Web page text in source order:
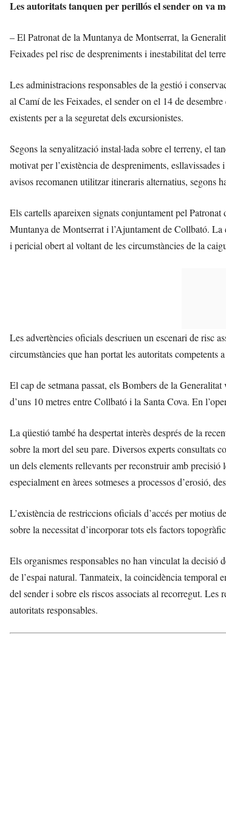
Les autoritats tanquen per perillós el sender on va
– El Patronat de la Muntanya de Montserrat, la
Feixades pel risc de despreniments i inestabilitat del
Les administracions responsables de la gestió i
al Camí de les Feixades, el sender on el 14 de
existents per a la seguretat dels excursionistes.
Segons la senyalització instal·lada sobre el terreny, el
motivat per l’existència de despreniments,
avisos recomanen utilitzar itineraris alternatius, segons
Els cartells apareixen signats conjuntament pel
Muntanya de Montserrat i l’Ajuntament de Collbató.
i pericial obert al voltant de les circumstàncies de la
Les advertències oficials descriuen un escenari de risc
circumstàncies que han portat les autoritats
El cap de setmana passat, els Bombers de la
d’uns 10 metres entre Collbató i la Santa Cova. En
La qüestió també ha despertat interès després de la
sobre la mort del seu pare. Diversos experts consultats
un dels elements rellevants per reconstruir amb
especialment en àrees sotmeses a processos d’erosió,
L’existència de restriccions oficials d’accés per motius
sobre la necessitat d’incorporar tots els factors
Els organismes responsables no han vinculat la decisió
de l’espai natural. Tanmateix, la coincidència temporal
del sender i sobre els riscos associats al recorregut.
autoritats responsables.